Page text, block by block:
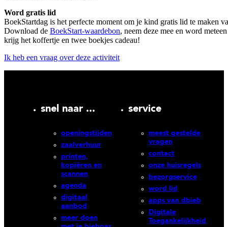
Word gratis lid
BoekStartdag is het perfecte moment om je kind gratis lid te maken
Download de BoekStart-waardebon, neem deze mee en word
krijg het koffertje en twee boekjes cadeau!
Ik heb een vraag over deze activiteit
snel naar ...
openingstijden
zaalverhuur
printen,
kopiëren en
scannen
agenda
digitaal
aanbod
meer doen
service
meest gestelde
vragen
contact
onze huisregels
bezorgservice
word lid
apps van dbieb
Digitale
Toegankelijkheid